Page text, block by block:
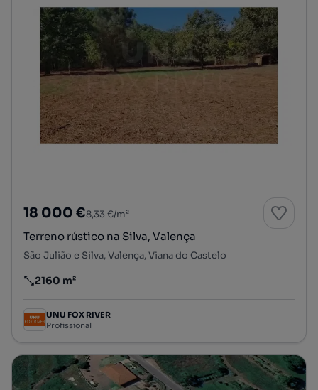
18 000 €8,33 €/m²
Terreno rústico na Silva, Valença
São Julião e Silva, Valença, Viana do Castelo
Preço por metro quadrado
2160 m²
UNU FOX RIVER
Profissional